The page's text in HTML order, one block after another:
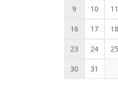
9 10 11
16 17 18
23 24 25
30 31